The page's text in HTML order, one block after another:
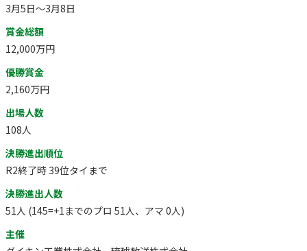
3月5日～3月8日
賞金総額
12,000万円
優勝賞金
2,160万円
出場人数
108人
決勝進出順位
R2終了時 39位タイまで
決勝進出人数
51人 (145=+1までのプロ 51人、アマ 0人)
主催